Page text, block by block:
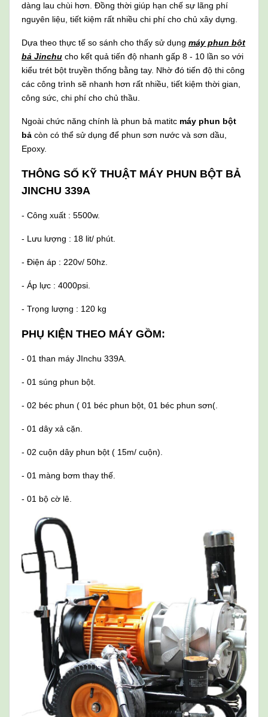
dàng lau chùi hơn. Đồng thời giúp hạn chế sự lãng phí
nguyên liệu, tiết kiệm rất nhiều chi phí cho chủ xây dựng.
Dựa theo thực tế so sánh cho thấy sử dụng máy phun bột
bả Jinchu cho kết quả tiến độ nhanh gấp 8 - 10 lần so với
kiểu trét bột truyền thống bằng tay. Nhờ đó tiến độ thi công
các công trình sẽ nhanh hơn rất nhiều, tiết kiệm thời gian,
công sức, chi phí cho chủ thầu.
Ngoài chức năng chính là phun bả matitc máy phun bột
bả còn có thể sử dụng để phun sơn nước và sơn dầu,
Epoxy.
THÔNG SỐ KỸ THUẬT MÁY PHUN BỘT BẢ
JINCHU 339A
- Công xuất : 5500w.
- Lưu lượng : 18 lit/ phút.
- Điện áp : 220v/ 50hz.
- Áp lực : 4000psi.
- Trọng lượng : 120 kg
PHỤ KIỆN THEO MÁY GỒM:
- 01 than máy JInchu 339A.
- 01 súng phun bột.
- 02 béc phun ( 01 béc phun bột, 01 béc phun sơn(.
- 01 dây xả cặn.
- 02 cuộn dây phun bột ( 15m/ cuộn).
- 01 màng bơm thay thế.
- 01 bộ cờ lê.